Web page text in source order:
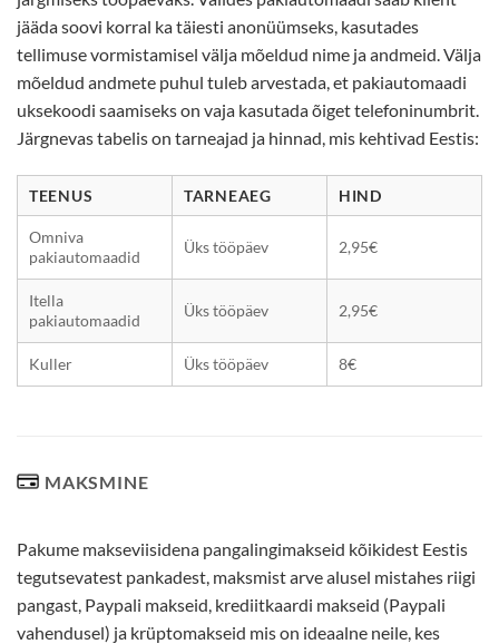
jääda soovi korral ka täiesti anonüümseks, kasutades
tellimuse vormistamisel välja mõeldud nime ja andmeid. Välja
mõeldud andmete puhul tuleb arvestada, et pakiautomaadi
uksekoodi saamiseks on vaja kasutada õiget telefoninumbrit.
Järgnevas tabelis on tarneajad ja hinnad, mis kehtivad Eestis:
TEENUS TARNEAEG HIND
Omniva
pakiautomaadid
Üks tööpäev 2,95€
Itella
pakiautomaadid
Üks tööpäev 2,95€
Kuller Üks tööpäev 8€
MAKSMINE
Pakume makseviisidena pangalingimakseid kõikidest Eestis
tegutsevatest pankadest, maksmist arve alusel mistahes riigi
pangast, Paypali makseid, krediitkaardi makseid (Paypali
vahendusel) ja krüptomakseid mis on ideaalne neile, kes